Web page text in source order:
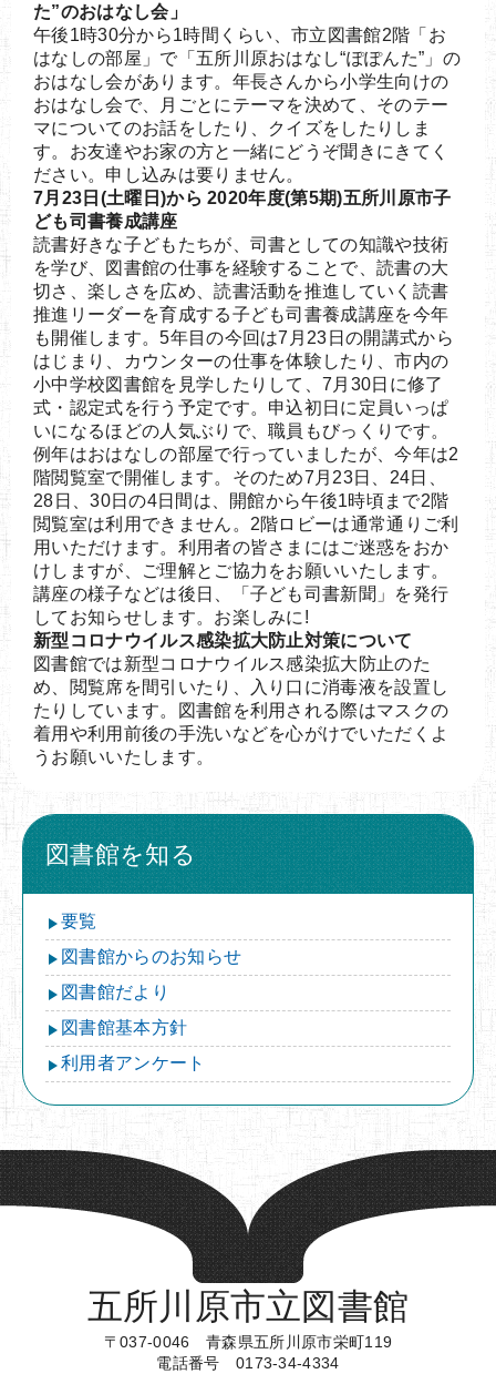
た”のおはなし会」
午後1時30分から1時間くらい、市立図書館2階「お
はなしの部屋」で「五所川原おはなし“ぽぽんた”」の
おはなし会があります。年長さんから小学生向けの
おはなし会で、月ごとにテーマを決めて、そのテー
マについてのお話をしたり、クイズをしたりしま
す。お友達やお家の方と一緒にどうぞ聞きにきてく
ださい。申し込みは要りません。
7月23日(土曜日)から 2020年度(第5期)五所川原市子
ども司書養成講座
読書好きな子どもたちが、司書としての知識や技術
を学び、図書館の仕事を経験することで、読書の大
切さ、楽しさを広め、読書活動を推進していく読書
推進リーダーを育成する子ども司書養成講座を今年
も開催します。5年目の今回は7月23日の開講式から
はじまり、カウンターの仕事を体験したり、市内の
小中学校図書館を見学したりして、7月30日に修了
式・認定式を行う予定です。申込初日に定員いっぱ
いになるほどの人気ぶりで、職員もびっくりです。
例年はおはなしの部屋で行っていましたが、今年は2
階閲覧室で開催します。そのため7月23日、24日、
28日、30日の4日間は、開館から午後1時頃まで2階
閲覧室は利用できません。2階ロビーは通常通りご利
用いただけます。利用者の皆さまにはご迷惑をおか
けしますが、ご理解とご協力をお願いいたします。
講座の様子などは後日、「子ども司書新聞」を発行
してお知らせします。お楽しみに!
新型コロナウイルス感染拡大防止対策について
図書館では新型コロナウイルス感染拡大防止のた
め、閲覧席を間引いたり、入り口に消毒液を設置し
たりしています。図書館を利用される際はマスクの
着用や利用前後の手洗いなどを心がけでいただくよ
うお願いいたします。
図書館を知る
要覧
図書館からのお知らせ
図書館だより
図書館基本方針
利用者アンケート
五所川原市立図書館
〒037-0046 青森県五所川原市栄町119
電話番号 0173-34-4334